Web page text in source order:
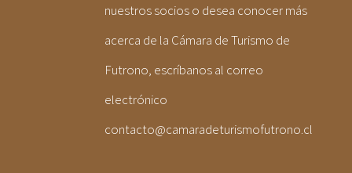
nuestros socios o desea conocer más
acerca de la Cámara de Turismo de
Futrono, escríbanos al correo
electrónico
contacto@camaradeturismofutrono.cl